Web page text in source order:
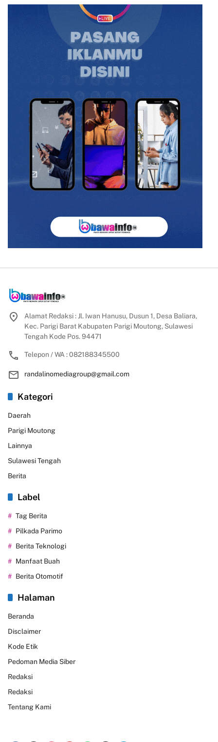
Alamat Redaksi : Jl. Iwan Hanusu, Dusun 1, Desa Baliara,
Kec. Parigi Barat Kabupaten Parigi Moutong, Sulawesi
Tengah Kode Pos. 94471
Telepon / WA : 082188345500
randalinomediagroup@gmail.com
Kategori
Daerah
Parigi Moutong
Lainnya
Sulawesi Tengah
Berita
Label
Tag Berita
Pilkada Parimo
Berita Teknologi
Manfaat Buah
Berita Otomotif
Halaman
Beranda
Disclaimer
Kode Etik
Pedoman Media Siber
Redaksi
Redaksi
Tentang Kami